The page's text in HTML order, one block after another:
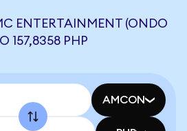
ENTERTAINMENT (ONDO
157,8358 PHP
AMCON